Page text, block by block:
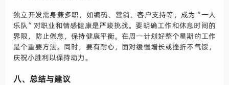
独立开发需身兼多职，如编码、营销、客户支持等，成为“一人
乐队”对职业和情感健康是严峻挑战。要明确工作和休息时间的
界限，防止倦怠，保持健康平衡。在周一计划好整个星期的工作
是个重要方法。同时，要有耐心，面对缓慢增长或挫折不气馁，
庆祝小胜利以保持动力。
八、总结与建议